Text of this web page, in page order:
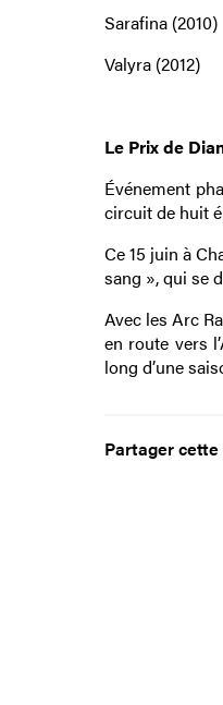
Sarafina (2010)
Valyra (2012)
Le Prix de
Événement
circuit de huit
Ce 15 juin à
sang », qui se
Avec les Arc
en route vers
long d’une
Partager cette